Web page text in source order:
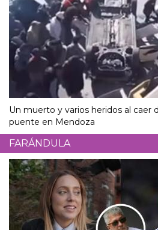
Un muerto y varios heridos al caer
puente en Mendoza
FARÁNDULA